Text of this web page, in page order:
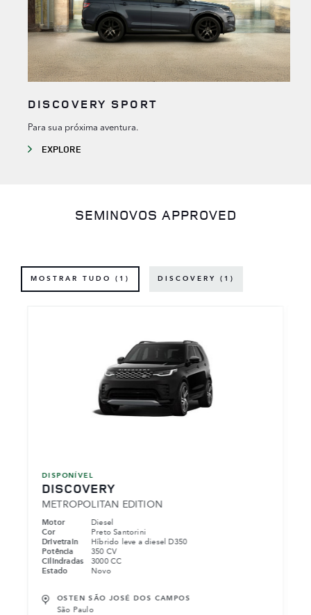
DISCOVERY SPORT
Para sua próxima aventura.
EXPLORE
SEMINOVOS APPROVED
MOSTRAR TUDO (1) DISCOVERY (1)
DISPONÍVEL
DISCOVERY
METROPOLITAN EDITION
Motor
Diesel
Cor
Preto Santorini
Drivetrain
Híbrido leve a diesel D350
Potência
350 CV
Cilindradas
3000 CC
Estado
Novo
OSTEN SÃO JOSÉ DOS CAMPOS
São Paulo